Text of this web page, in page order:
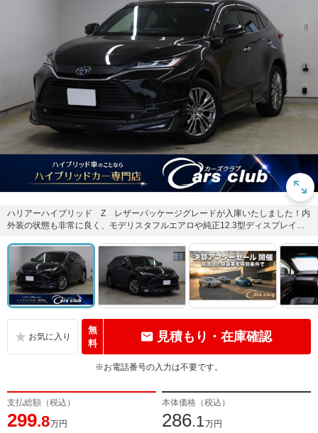
ハリアーハイブリッド Z レザーパッケージグレードが入庫いたしました！内
外装の状態も非常に良く、モデリスタフルエアロや純正12.3型ディスプレイや
無
料
見積もり・在庫確認
※お電話番号の入力は不要です。
支払総額（税込）
299.8万円
本体価格（税込）
286.1万円